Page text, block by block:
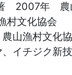
2007年 農
文化協会
山漁村文化
イチジク